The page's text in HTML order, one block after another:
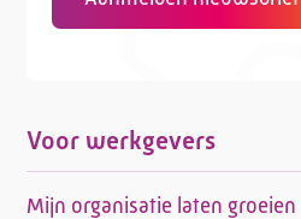
Voor werkgevers
Mijn organisatie laten groeien